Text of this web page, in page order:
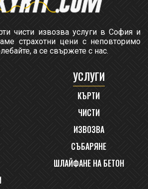
чисти извозва услуги в София и
страхотни цени с неповторимо
а се свържете с нас.
УСЛУГИ
КЪРТИ
ЧИСТИ
ИЗВОЗВА
СЪБАРЯНЕ
ШЛАЙФАНЕ НА БЕТОН